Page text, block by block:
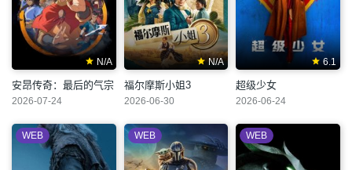
N/A
安昂传奇：最后的气宗
2026-07-24
N/A
福尔摩斯小姐3
2026-06-30
6.1
超级少女
2026-06-24
WEB WEB WEB